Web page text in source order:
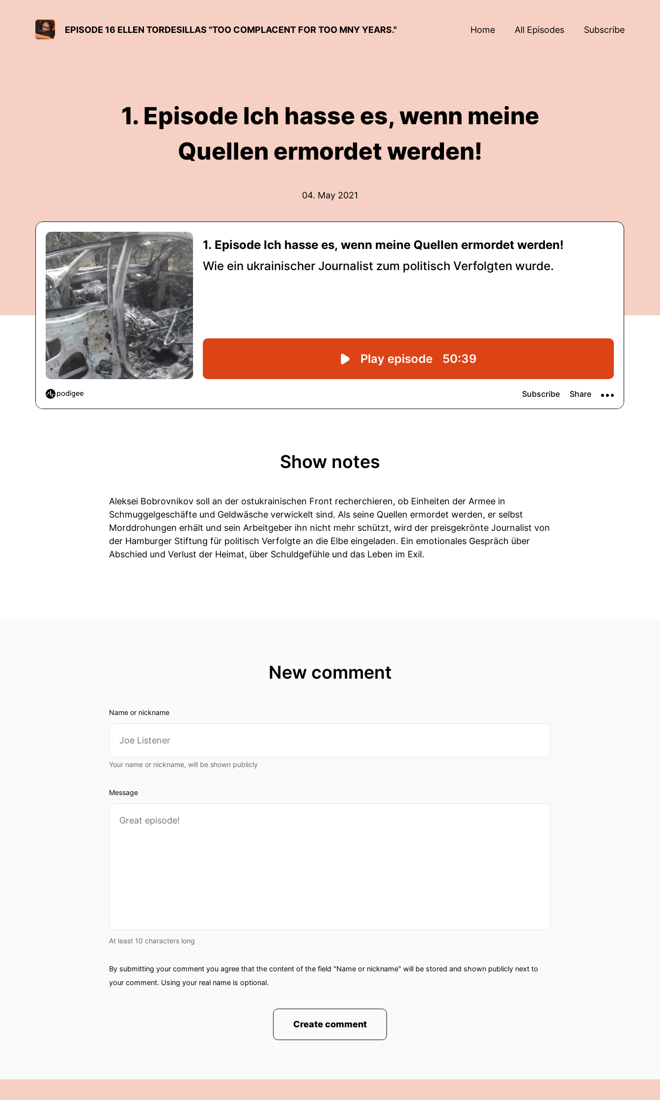
EPISODE 16 ELLEN TORDESILLAS "TOO COMPLACENT FOR TOO MNY YEARS." Home All Episodes Subscribe
1. Episode Ich hasse es, wenn meine
Quellen ermordet werden!
04. May 2021
Show notes
Aleksei Bobrovnikov soll an der ostukrainischen Front recherchieren, ob Einheiten der Armee in
Schmuggelgeschäfte und Geldwäsche verwickelt sind. Als seine Quellen ermordet werden, er selbst
Morddrohungen erhält und sein Arbeitgeber ihn nicht mehr schützt, wird der preisgekrönte Journalist von
der Hamburger Stiftung für politisch Verfolgte an die Elbe eingeladen. Ein emotionales Gespräch über
Abschied und Verlust der Heimat, über Schuldgefühle und das Leben im Exil.
New comment
Name or nickname
Your name or nickname, will be shown publicly
Message
At least 10 characters long
By submitting your comment you agree that the content of the field "Name or nickname" will be stored and shown publicly next to
your comment. Using your real name is optional.
Create comment